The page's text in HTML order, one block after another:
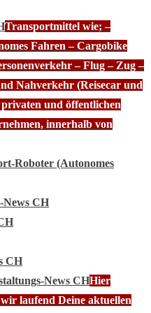
Transportmittel wie; –
Fahren – Cargobike
– Flug – Zug –
Nahverkehr (Reisecar und
und öffentlichen
innerhalb von
Roboter (Autonomes
CH
CH
News CHHier
laufend Deine aktuellen